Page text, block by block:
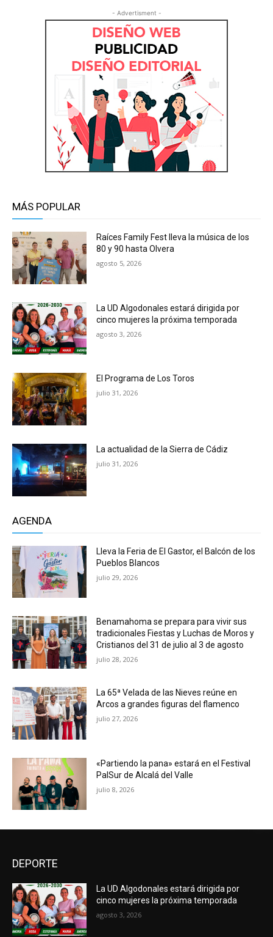
- Advertisment -
MÁS POPULAR
Raíces Family Fest lleva la música de los
80 y 90 hasta Olvera
agosto 5, 2026
La UD Algodonales estará dirigida por
cinco mujeres la próxima temporada
agosto 3, 2026
El Programa de Los Toros
julio 31, 2026
La actualidad de la Sierra de Cádiz
julio 31, 2026
AGENDA
Lleva la Feria de El Gastor, el Balcón de los
Pueblos Blancos
julio 29, 2026
Benamahoma se prepara para vivir sus
tradicionales Fiestas y Luchas de Moros y
Cristianos del 31 de julio al 3 de agosto
julio 28, 2026
La 65ª Velada de las Nieves reúne en
Arcos a grandes figuras del flamenco
julio 27, 2026
«Partiendo la pana» estará en el Festival
PalSur de Alcalá del Valle
julio 8, 2026
DEPORTE
La UD Algodonales estará dirigida por
cinco mujeres la próxima temporada
agosto 3, 2026